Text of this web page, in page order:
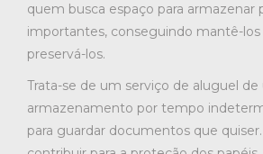
quem busca espaço para armazenar
importantes, conseguindo mantê-los
preservá-los.
Trata-se de um serviço de aluguel de
armazenamento por tempo
para guardar documentos que